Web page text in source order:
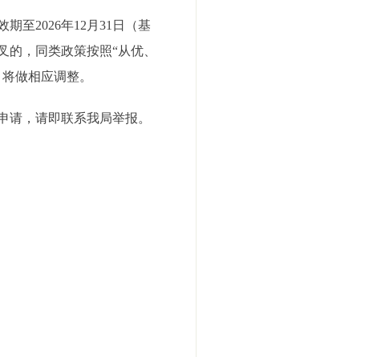
期至2026年12 月31 日（基
的，同类政策按照“从优、
做相应调整。
，请即联系我局举报。